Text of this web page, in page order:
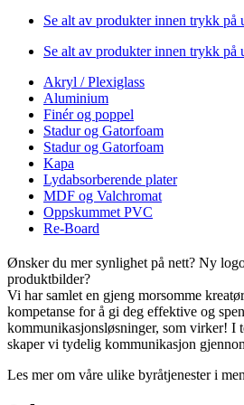
Se alt av produkter innen trykk på
Se alt av produkter innen trykk på
Akryl / Plexiglass
Aluminium
Finér og poppel
Stadur og Gatorfoam
Stadur og Gatorfoam
Kapa
Lydabsorberende plater
MDF og Valchromat
Oppskummet PVC
Re-Board
Ønsker du mer synlighet på nett? Ny
produktbilder?
Vi har samlet en gjeng morsomme
kompetanse for å gi deg effektive og
kommunikasjonsløsninger, som virker! I
skaper vi tydelig kommunikasjon
Les mer om våre ulike byråtjenester i